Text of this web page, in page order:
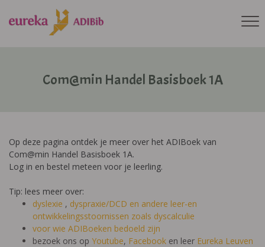
Com@min Handel Basisboek 1A
Op deze pagina ontdek je meer over het ADIBoek van
Com@min Handel Basisboek 1A.
Log in en bestel meteen voor je leerling.
Tip: lees meer over:
dyslexie , dyspraxie/DCD en andere leer-en
ontwikkelingsstoornissen zoals dyscalculie
voor wie ADIBoeken bedoeld zijn
bezoek ons op Youtube, Facebook en leer Eureka Leuven